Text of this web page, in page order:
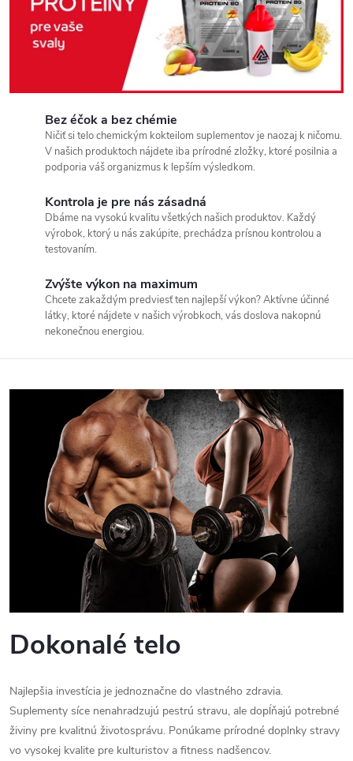
Bez éčok a bez chémie
Ničiť si telo chemickým kokteilom suplementov je naozaj k ničomu.
V našich produktoch nájdete iba prírodné zložky, ktoré posilnia a
podporia váš organizmus k lepším výsledkom.
Kontrola je pre nás zásadná
Dbáme na vysokú kvalitu všetkých našich produktov. Každý
výrobok, ktorý u nás zakúpite, prechádza prísnou kontrolou a
testovaním.
Zvýšte výkon na maximum
Chcete zakaždým predviesť ten najlepší výkon? Aktívne účinné
látky, ktoré nájdete v našich výrobkoch, vás doslova nakopnú
nekonečnou energiou.
Dokonalé telo
Najlepšia investícia je jednoznačne do vlastného zdravia.
Suplementy síce nenahradzujú pestrú stravu, ale dopĺňajú potrebné
živiny pre kvalitnú životosprávu. Ponúkame prírodné doplnky stravy
vo vysokej kvalite pre kulturistov a fitness nadšencov.